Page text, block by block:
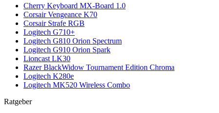
Cherry Keyboard MX-Board 1.0
Corsair Vengeance K70
Corsair Strafe RGB
Logitech G710+
Logitech G810 Orion Spectrum
Logitech G910 Orion Spark
Lioncast LK30
Razer BlackWidow Tournament Edition Chroma
Logitech K280e
Logitech MK520 Wireless Combo
Ratgeber